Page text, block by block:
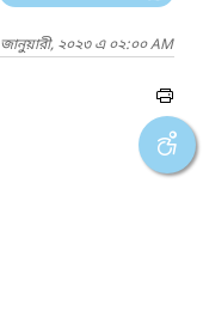
জানুয়ারী, ২০২৩ এ ০২:০০ AM